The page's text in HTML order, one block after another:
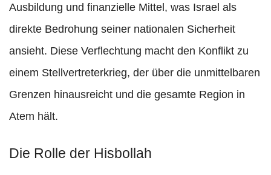
Ausbildung und finanzielle Mittel, was Israel als
direkte Bedrohung seiner nationalen Sicherheit
ansieht. Diese Verflechtung macht den Konflikt zu
einem Stellvertreterkrieg, der über die unmittelbaren
Grenzen hinausreicht und die gesamte Region in
Atem hält.
Die Rolle der Hisbollah